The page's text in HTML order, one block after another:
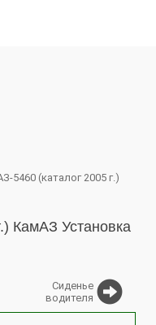
5460 (каталог 2005 г.)
КамАЗ Установка
Сиденье
водителя